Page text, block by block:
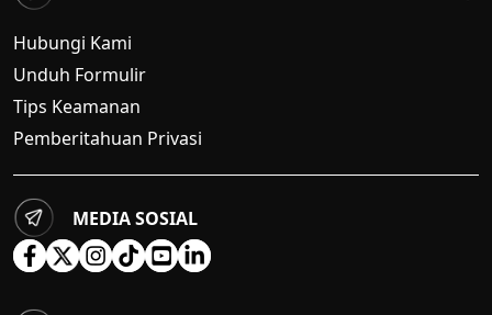
Hubungi Kami
Unduh Formulir
Tips Keamanan
Pemberitahuan Privasi
MEDIA SOSIAL